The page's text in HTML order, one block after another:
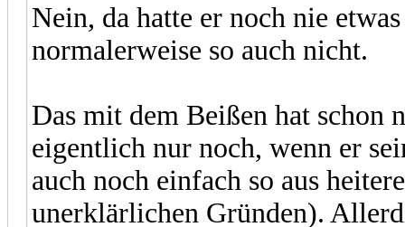
Nein, da hatte er noch nie
normalerweise so auch nicht.
Das mit dem Beißen hat schon
eigentlich nur noch, wenn er
auch noch einfach so aus
unerklärlichen Gründen).